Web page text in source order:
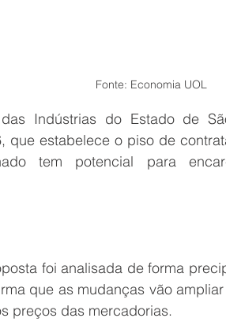
Fonte: Economia UOL
Indústrias do Estado de
que estabelece o piso de
tem potencial para
foi analisada de forma
que as mudanças vão
preços das mercadorias.